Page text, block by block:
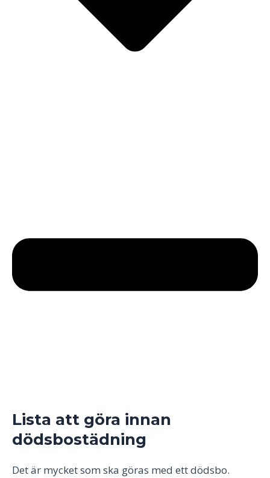
Lista att göra innan
dödsbostädning
Det är mycket som ska göras med ett dödsbo.